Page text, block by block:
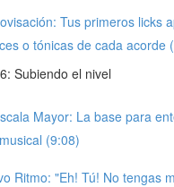
Tus primeros licks
o tónicas de cada acorde
Subiendo el nivel
Mayor: La base para
(9:08)
Ritmo: "Eh! Tú! No tengas